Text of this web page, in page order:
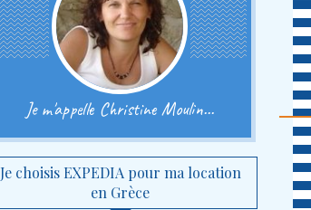
Je m'appelle Christine Moulin...
Je choisis EXPEDIA pour ma location
en Grèce